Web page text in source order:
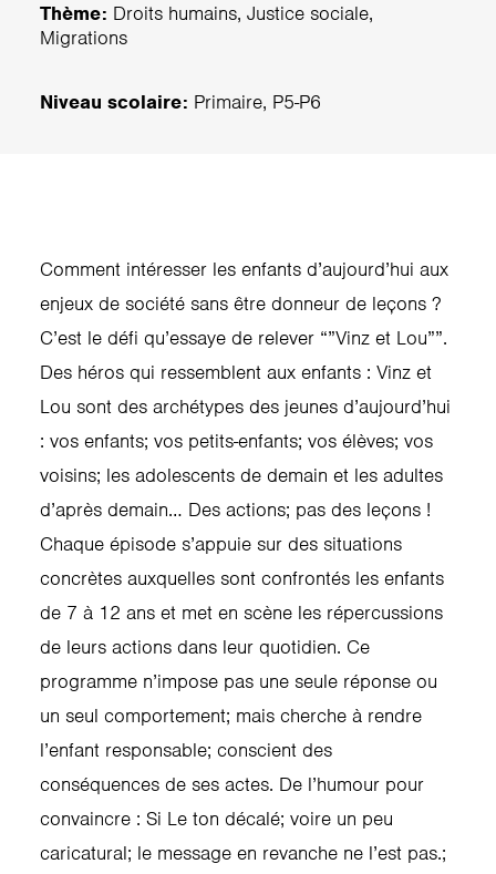
Thème: Droits humains, Justice sociale,
Migrations
Niveau scolaire: Primaire, P5-P6
Comment intéresser les enfants d’aujourd’hui aux
enjeux de société sans être donneur de leçons ?
C’est le défi qu’essaye de relever “”Vinz et Lou””.
Des héros qui ressemblent aux enfants : Vinz et
Lou sont des archétypes des jeunes d’aujourd’hui
: vos enfants; vos petits-enfants; vos élèves; vos
voisins; les adolescents de demain et les adultes
d’après demain… Des actions; pas des leçons !
Chaque épisode s’appuie sur des situations
concrètes auxquelles sont confrontés les enfants
de 7 à 12 ans et met en scène les répercussions
de leurs actions dans leur quotidien. Ce
programme n’impose pas une seule réponse ou
un seul comportement; mais cherche à rendre
l’enfant responsable; conscient des
conséquences de ses actes. De l’humour pour
convaincre : Si Le ton décalé; voire un peu
caricatural; le message en revanche ne l’est pas.;